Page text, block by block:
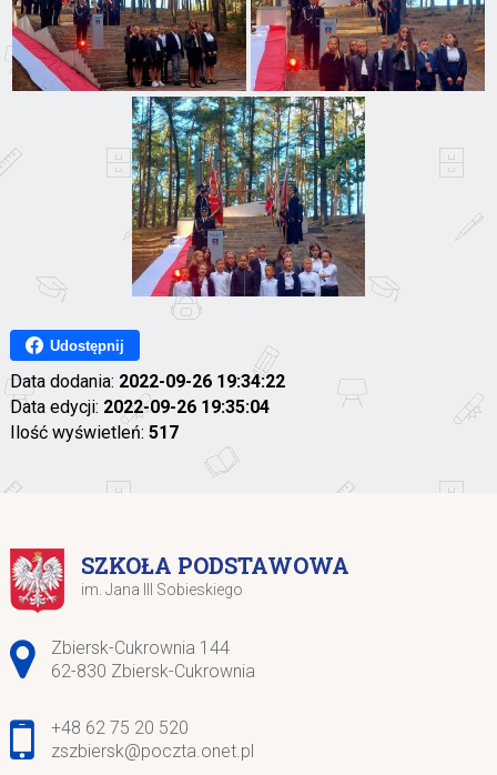
Udostępnij
Data dodania: 2022-09-26 19:34:22
Data edycji: 2022-09-26 19:35:04
Ilość wyświetleń: 517
SZKOŁA PODSTAWOWA
im. Jana III Sobieskiego
Adres pocztowy:
Zbiersk-Cukrownia 144
62-830 Zbiersk-Cukrownia
+48 62 75 20 520
zszbiersk@poczta.onet.pl